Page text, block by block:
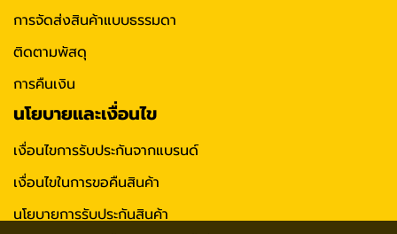
การจัดส่งสินค้าแบบธรรมดา
ติดตามพัสดุ
การคืนเงิน
นโยบายและเงื่อนไข
เงื่อนไขการรับประกันจากแบรนด์
เงื่อนไขในการขอคืนสินค้า
นโยบายการรับประกันสินค้า